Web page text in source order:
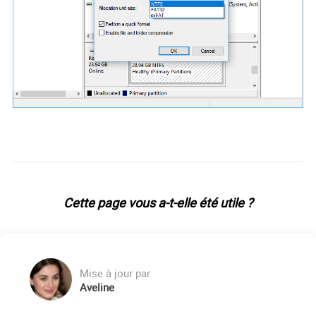
Cette page vous a-t-elle été utile ?
Mise à jour par
Aveline